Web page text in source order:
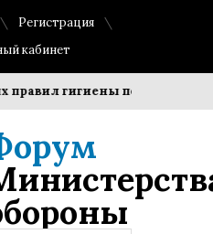
Регистрация
кабинет
гигиены помогает